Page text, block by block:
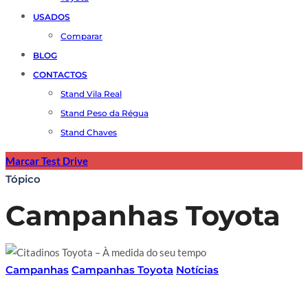
USADOS
Comparar
BLOG
CONTACTOS
Stand Vila Real
Stand Peso da Régua
Stand Chaves
Marcar Test Drive
Tópico
Campanhas Toyota
Campanhas Campanhas Toyota Notícias